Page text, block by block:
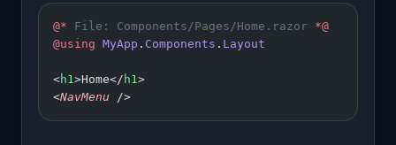
@* File: Components/Pages/Home.razor *@
@using MyApp . Components . Layout
<h1>Home</ h1>
<NavMenu />